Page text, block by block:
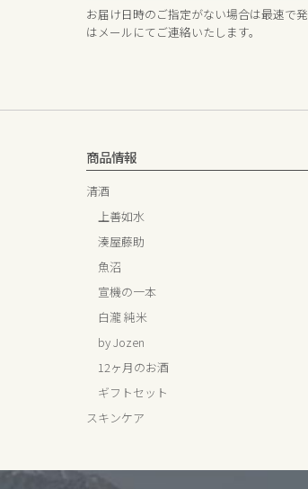
お届け日時のご指定がない場合は最速で
はメールにてご連絡いたします。
商品情報
清酒
上善如水
湊屋藤助
魚沼
宣機の一本
白瀧 純米
by Jozen
12ヶ月のお酒
ギフトセット
スキンケア